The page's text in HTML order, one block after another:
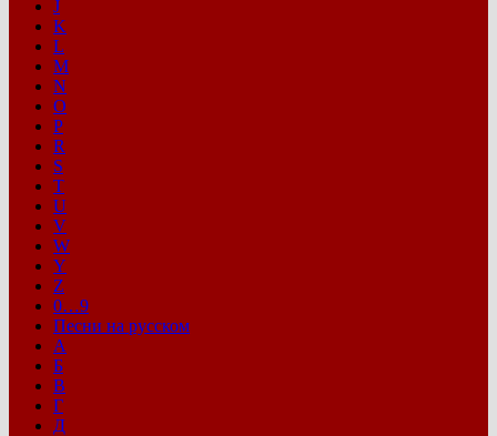
J
K
L
M
N
O
P
R
S
T
U
V
W
Y
Z
0…9
Песни на русском
А
Б
В
Г
Д